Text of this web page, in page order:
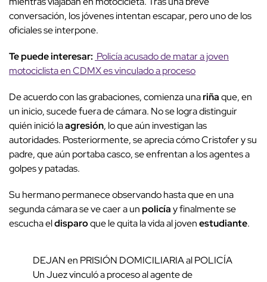
conversación, los jóvenes intentan escapar, pero uno de los
oficiales se interpone.
Te puede interesar: Policía acusado de matar a joven
motociclista en CDMX es vinculado a proceso
De acuerdo con las grabaciones, comienza unariñaque, en
un inicio, sucede fuera de cámara. No se logra distinguir
quién inició laagresión, lo que aún investigan las
autoridades. Posteriormente, se aprecia cómo Cristofer y su
padre, que aún portaba casco, se enfrentan a los agentes a
golpes y patadas.
Su hermano permanece observando hasta que en una
segunda cámara se ve caer a unpolicíay finalmente se
escucha eldisparoque le quita la vida al jovenestudiante.
DEJAN en PRISIÓN DOMICILIARIA al POLICÍA
Un Juez vinculó a proceso al agente de